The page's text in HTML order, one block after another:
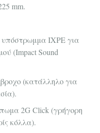
mm.
IXPE για
(Impact Sound
(κατάλληλο για
2G Click (γρήγορη
κόλλα).